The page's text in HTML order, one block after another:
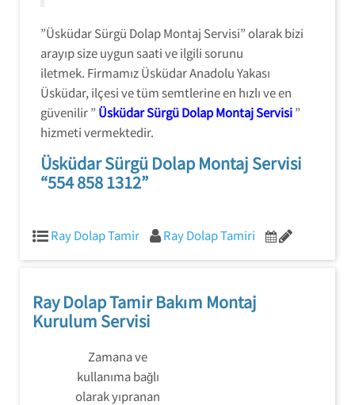
”Üsküdar Sürgü Dolap Montaj Servisi” olarak bizi
arayıp size uygun saati ve ilgili sorunu
iletmek. Firmamız Üsküdar Anadolu Yakası
Üsküdar, ilçesi ve tüm semtlerine en hızlı ve en
güvenilir ” Üsküdar Sürgü Dolap Montaj Servisi”
hizmeti vermektedir.
Üsküdar Sürgü Dolap Montaj Servisi
“554 858 1312”
Ray Dolap Tamir Ray Dolap Tamiri
Ray Dolap Tamir Bakım Montaj
Kurulum Servisi
Zamana ve
kullanıma bağlı
olarak yıpranan